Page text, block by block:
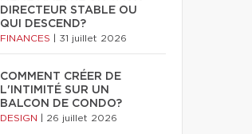
DIRECTEUR STABLE OU
QUI DESCEND?
FINANCES 31 juillet 2026
COMMENT CRÉER DE
L'INTIMITÉ SUR UN
BALCON DE CONDO?
DESIGN 26 juillet 2026